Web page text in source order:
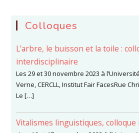
Colloques
L’arbre, le buisson et la toile :
interdisciplinaire
Les 29 et 30 novembre 2023 à
Verne, CERCLL, Institut Fair FacesRue
Le […]
Vitalismes linguistiques,